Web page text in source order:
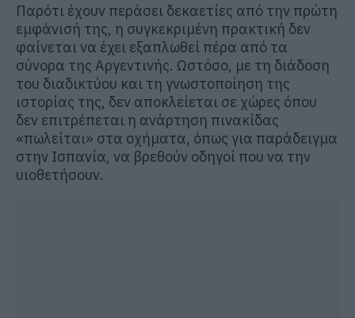
Παρότι έχουν περάσει δεκαετίες από την πρώτη
εμφάνισή της, η συγκεκριμένη πρακτική δεν
φαίνεται να έχει εξαπλωθεί πέρα από τα
σύνορα της Αργεντινής. Ωστόσο, με τη διάδοση
του διαδικτύου και τη γνωστοποίηση της
ιστορίας της, δεν αποκλείεται σε χώρες όπου
δεν επιτρέπεται η ανάρτηση πινακίδας
«πωλείται» στα οχήματα, όπως για παράδειγμα
στην Ισπανία, να βρεθούν οδηγοί που να την
υιοθετήσουν.